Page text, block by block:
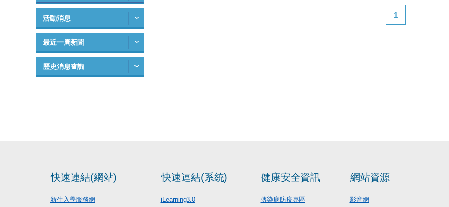
活動消息
最近一周新聞
歷史消息查詢
1
快速連結(網站)
新生入學服務網
快速連結(系統)
iLearning3.0
健康安全資訊
傳染病防疫專區
網站資源
影音網